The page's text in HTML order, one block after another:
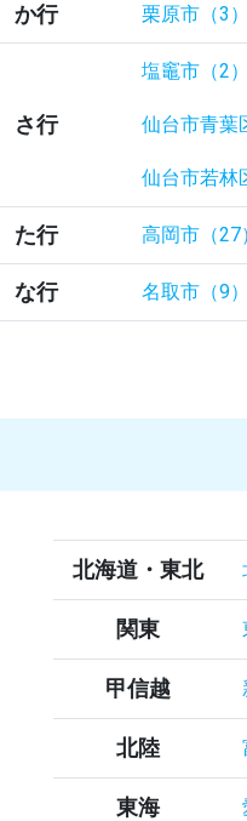
か行 栗原市（3）
さ行
塩竈市（2）
仙台市青葉
仙台市若林
た行 高岡市（27
な行 名取市（9）
北海道 ・ 東北
関東
甲信越
北陸
東海